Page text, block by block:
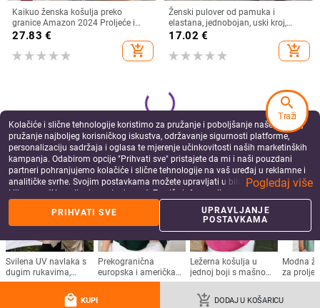
local_mall KUPI add_shopping_cart DODAJ U KOŠARICU
Kaikuo ženska košulja preko
granice Amazon 2024 Proljeće i
ljeto Izvoz Ležerna jednobojna
majica kratkih rukava s okruglim
izrezom
27.83 €
add_shopping_cart
Ženski pulover od pamuka i
elastana, jednobojan, uski kroj,
okrugli izrez, dugi rukavi
17.02 €
add_shopping_cart
elastan
24.30€
add_shopping_cart
2025 prekogranična Europa i
Amerika Amazon čipka šuplja seksi
ženska duga rukava čipka žakard
pletena duga rukava veleprodaja
27.08€
add_shopping_cart
Kolačiće i slične tehnologije koristimo za pružanje i poboljšanje naše Usluge,
pružanje najboljeg korisničkog iskustva, održavanje sigurnosti platforme,
personalizaciju sadržaja i oglasa te mjerenje učinkovitosti naših marketinških
kampanja. Odabirom opcije "Prihvati sve" pristajete da mi i naši pouzdani
partneri pohranjujemo kolačiće i slične tehnologije na vaš uređaj u reklamne i
analitičke svrhe. Svojim postavkama možete upravljati u bilo kojem trenutku
klikom na "Upravljanje postavkama". Za više informacija pogledajte našu
Pogledaj više
PRIHVATI SVE
UPRAVLJANJE
POSTAVKAMA
search
Traži